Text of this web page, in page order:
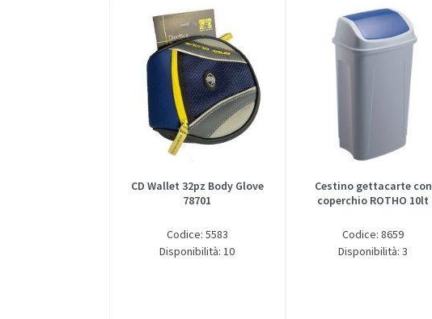
CD Wallet 32pz Body Glove
78701
Codice: 5583
Disponibilità: 10
Cestino gettacarte con
coperchio ROTHO 10lt
Codice: 8659
Disponibilità: 3